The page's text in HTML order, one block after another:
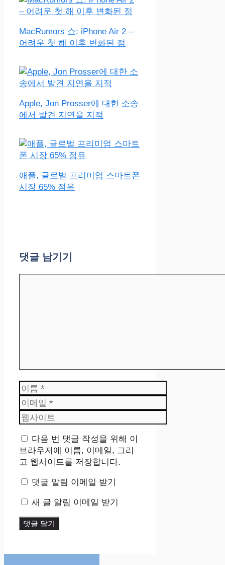
MacRumors 쇼: iPhone Air 2 –
어려운 첫 해 이후 변화된 점
Apple, Jon Prosser에 대한 소송
에서 발견 지연을 지적
애플, 글로벌 프리미엄 스마트폰
시장 65% 점유
댓글 남기기
이
름
이
메
일
웹
사
이
트
다음 번 댓글 작성을 위해 이
브라우저에 이름, 이메일, 그리
고 웹사이트를 저장합니다.
댓글 알림 이메일 받기
새 글 알림 이메일 받기